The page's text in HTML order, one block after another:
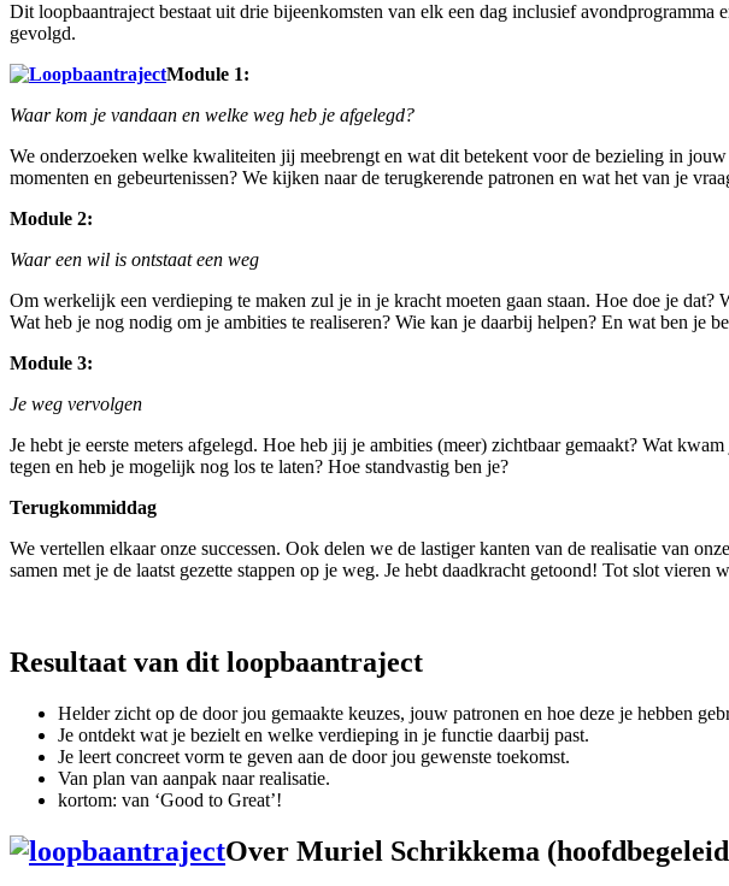
Dit loopbaantraject bestaat uit drie bijeenkomsten van elk een dag inclusief
gevolgd.
Module 1:
Waar kom je vandaan en welke weg heb je afgelegd?
We onderzoeken welke kwaliteiten jij meebrengt en wat dit betekent voor de bezieling in
momenten en gebeurtenissen? We kijken naar de terugkerende patronen en wat het van je
Module 2:
Waar een wil is ontstaat een weg
Om werkelĳk een verdieping te maken zul je in je kracht moeten gaan staan. Hoe doe je
Wat heb je nog nodig om je ambities te realiseren? Wie kan je daarbij helpen? En wat ben je
Module 3:
Je weg vervolgen
Je hebt je eerste meters afgelegd. Hoe heb jij je ambities (meer) zichtbaar gemaakt? Wat
tegen en heb je mogelijk nog los te laten? Hoe standvastig ben je?
Terugkommiddag
We vertellen elkaar onze successen. Ook delen we de lastiger kanten van de realisatie van
samen met je de laatst gezette stappen op je weg. Je hebt daadkracht getoond! Tot slot vieren
Resultaat van dit loopbaantraject
Helder zicht op de door jou gemaakte keuzes, jouw patronen en hoe deze je hebben
Je ontdekt wat je bezielt en welke verdieping in je functie daarbij past.
Je leert concreet vorm te geven aan de door jou gewenste toekomst.
Van plan van aanpak naar realisatie.
kortom: van ‘Good to Great’!
Over Muriel Schrikkema